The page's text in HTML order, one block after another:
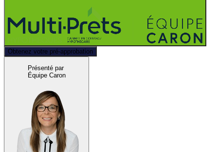
Obtenez votre pré-approbation
Présenté par
Équipe Caron